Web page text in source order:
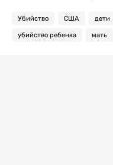
Убийство США дети
убийство ребенка мать